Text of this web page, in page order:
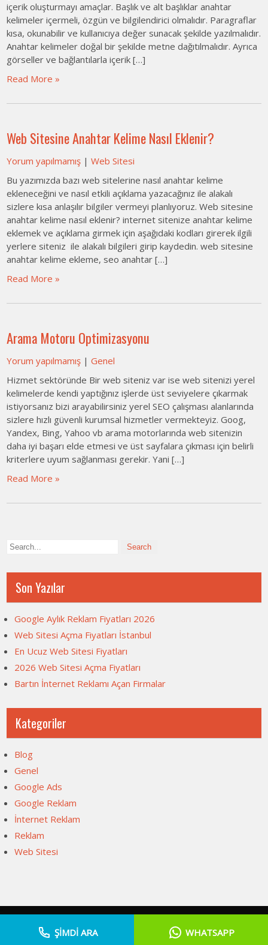
içerik oluşturmayı amaçlar. Başlık ve alt başlıklar anahtar
kelimeler içermeli, özgün ve bilgilendirici olmalıdır. Paragraflar
kısa, okunabilir ve kullanıcıya değer sunacak şekilde yazılmalıdır.
Anahtar kelimeler doğal bir şekilde metne dağıtılmalıdır. Ayrıca
görseller ve bağlantılarla içerik […]
Read More »
Web Sitesine Anahtar Kelime Nasıl Eklenir?
Yorum yapılmamış |Web Sitesi
Bu yazımızda bazı web sitelerine nasıl anahtar kelime
ekleneceğini ve nasıl etkili açıklama yazacağınız ile alakalı
sizlere kısa anlaşılır bilgiler vermeyi planlıyoruz. Web sitesine
anahtar kelime nasıl eklenir? internet sitenize anahtar kelime
eklemek ve açıklama girmek için aşağıdaki kodları girerek ilgili
yerlere siteniz ile alakalı bilgileri girip kaydedin. web sitesine
anahtar kelime ekleme, seo anahtar […]
Read More »
Arama Motoru Optimizasyonu
Yorum yapılmamış |Genel
Hizmet sektöründe Bir web siteniz var ise web sitenizi yerel
kelimelerde kendi yaptığınız işlerde üst seviyelere çıkarmak
istiyorsanız bizi arayabilirsiniz yerel SEO çalışması alanlarında
sizlere hızlı güvenli kurumsal hizmetler vermekteyiz. Goog,
Yandex, Bing, Yahoo vb arama motorlarında web sitenizin
daha iyi başarı elde etmesi ve üst sayfalara çıkması için belirli
kriterlere uyum sağlanması gerekir. Yani […]
Read More »
Son Yazılar
Google Aylık Reklam Fiyatları 2026
Web Sitesi Açma Fiyatları İstanbul
En Ucuz Web Sitesi Fiyatları
2026 Web Sitesi Açma Fiyatları
Bartın İnternet Reklamı Açan Firmalar
Kategoriler
Blog
Genel
Google Ads
Google Reklam
İnternet Reklam
Reklam
Web Sitesi
ŞİMDİ ARA WHATSAPP